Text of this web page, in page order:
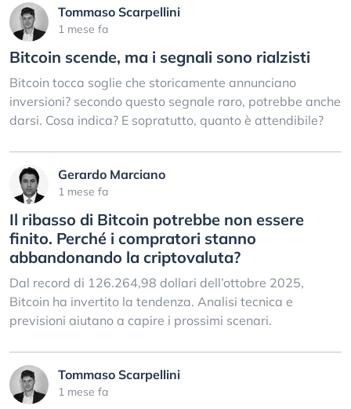
Tommaso Scarpellini
1 mese fa
Bitcoin scende, ma i segnali sono rialzisti
Bitcoin tocca soglie che storicamente annunciano
inversioni? secondo questo segnale raro, potrebbe anche
darsi. Cosa indica? E sopratutto, quanto è attendibile?
Gerardo Marciano
1 mese fa
Il ribasso di Bitcoin potrebbe non essere
finito. Perché i compratori stanno
abbandonando la criptovaluta?
Dal record di 126.264,98 dollari dell’ottobre 2025,
Bitcoin ha invertito la tendenza. Analisi tecnica e
previsioni aiutano a capire i prossimi scenari.
Tommaso Scarpellini
1 mese fa